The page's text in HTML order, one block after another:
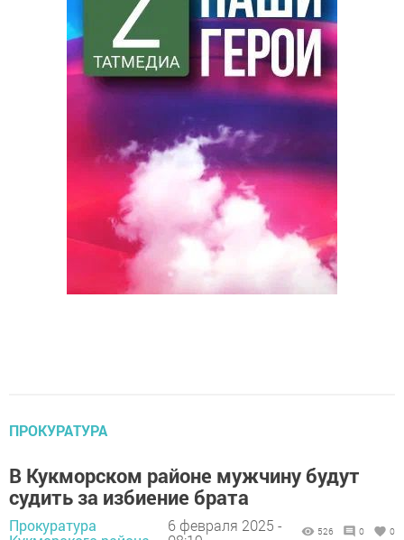
ПРОКУРАТУРА
В Кукморском районе мужчину будут
судить за избиение брата
Прокуратура
6 февраля 2025 -
526 0 0